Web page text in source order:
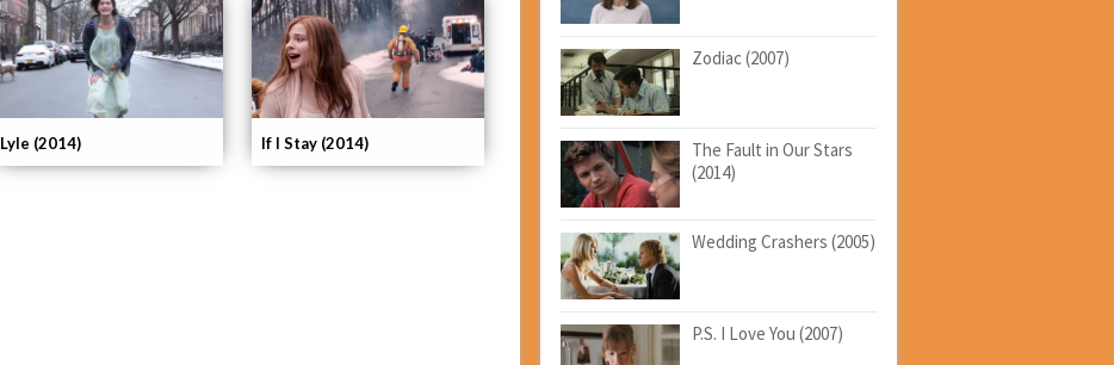
If I Stay (2014)
Lyle (2014)
Zodiac (2007)
The Fault in Our Stars
(2014)
Wedding Crashers (2005)
P.S. I Love You (2007)